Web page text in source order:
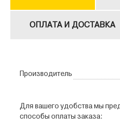
ОПЛАТА И ДОСТАВКА
Производитель
Для вашего удобства мы
способы оплаты заказа: